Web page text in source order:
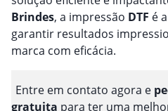
Brindes, a impressão DTF é
garantir resultados
marca com eficácia.
Entre em contato agora e
gratuita para ter uma